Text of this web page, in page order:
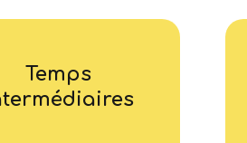
Temps